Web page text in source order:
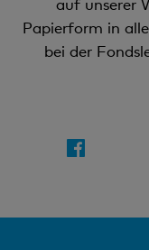
auf unserer
Papierform in
bei der